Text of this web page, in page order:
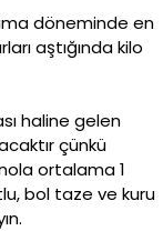
döneminde en
aştığında kilo
haline gelen
çünkü
ortalama 1
bol taze ve kuru